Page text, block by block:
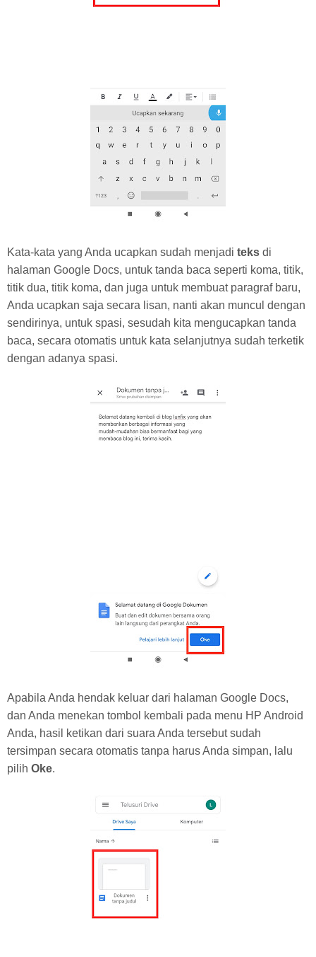
Kata-kata yang Anda ucapkan sudah menjadi teks di
halaman Google Docs, untuk tanda baca seperti koma, titik,
titik dua, titik koma, dan juga untuk membuat paragraf baru,
Anda ucapkan saja secara lisan, nanti akan muncul dengan
sendirinya, untuk spasi, sesudah kita mengucapkan tanda
baca, secara otomatis untuk kata selanjutnya sudah terketik
dengan adanya spasi.
Apabila Anda hendak keluar dari halaman Google Docs,
dan Anda menekan tombol kembali pada menu HP Android
Anda, hasil ketikan dari suara Anda tersebut sudah
tersimpan secara otomatis tanpa harus Anda simpan, lalu
pilih Oke.